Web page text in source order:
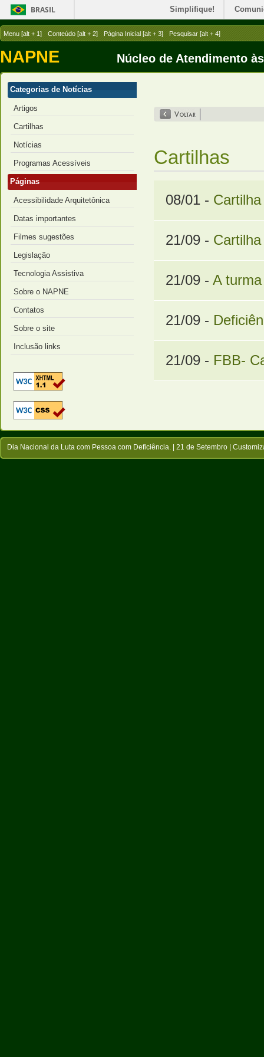
BRASIL Simplifique!
Menu [alt + 1] Conteúdo [alt + 2] Página Inicial [alt + 3] Pesquisar [alt + 4]
NAPNE Núcleo de Atendimento
Cartilhas
08/01 -
21/09 -
21/09 - A
21/09 -
21/09 - FBB-
Categorias de Notícias
Artigos
Cartilhas
Notícias
Programas Acessíveis
Páginas
Acessibilidade Arquitetônica
Datas importantes
Filmes sugestões
Legislação
Tecnologia Assistiva
Sobre o NAPNE
Contatos
Sobre o site
Inclusão links
Dia Nacional da Luta com Pessoa com Deficiência. | 21 de Setembro |